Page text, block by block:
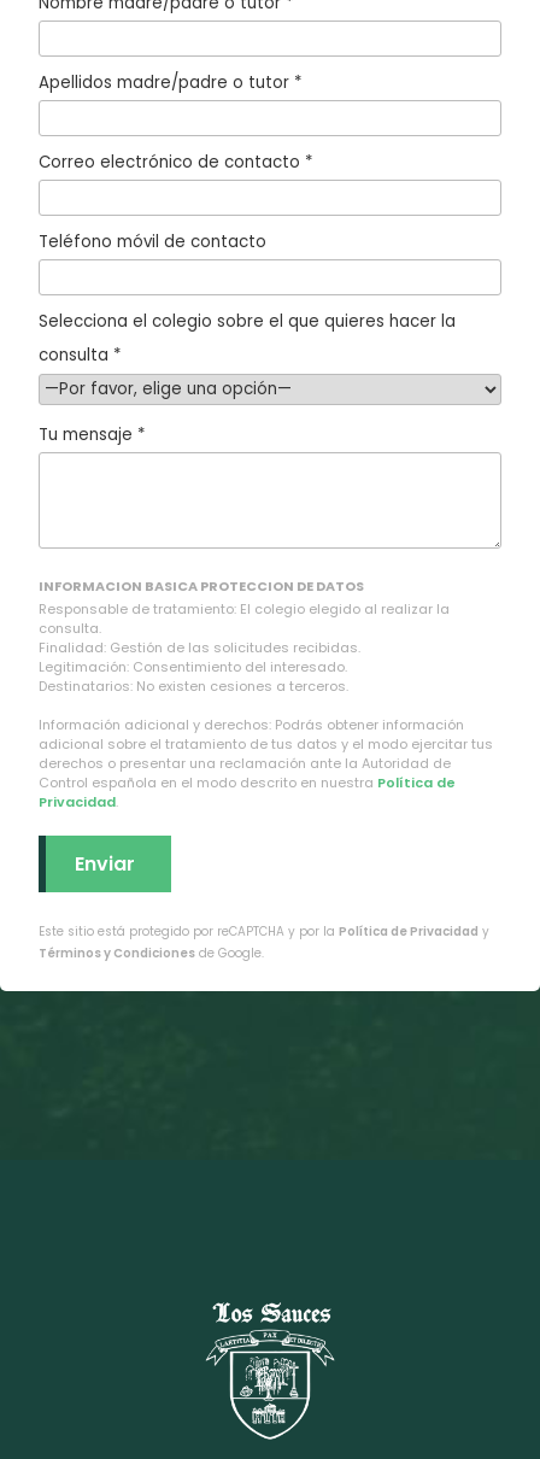
Apellidos madre/padre o tutor *
Correo electrónico de contacto *
Teléfono móvil de contacto
Selecciona el colegio sobre el que quieres hacer la
consulta *
Tu mensaje *
INFORMACION BASICA PROTECCION DE DATOS
Responsable de tratamiento: El colegio elegido al realizar la
consulta.
Finalidad: Gestión de las solicitudes recibidas.
Legitimación: Consentimiento del interesado.
Destinatarios: No existen cesiones a terceros.
Información adicional y derechos: Podrás obtener información
adicional sobre el tratamiento de tus datos y el modo ejercitar tus
derechos o presentar una reclamación ante la Autoridad de
Control española en el modo descrito en nuestra Política de
Privacidad.
Este sitio está protegido por reCAPTCHA y por la Política de Privacidad y
Términos y Condiciones de Google.